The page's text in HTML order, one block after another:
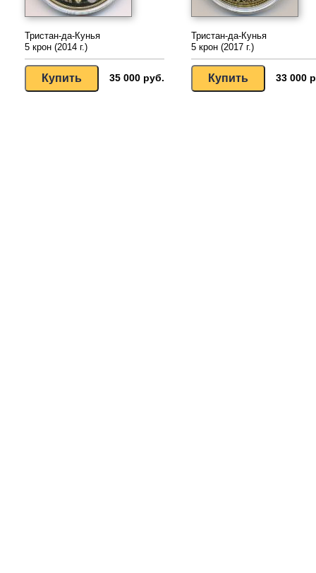
Тристан-да-Кунья
5 крон (2014 г.)
35 000 руб.
Тристан-да-Кунья
5 крон (2017 г.)
33 000